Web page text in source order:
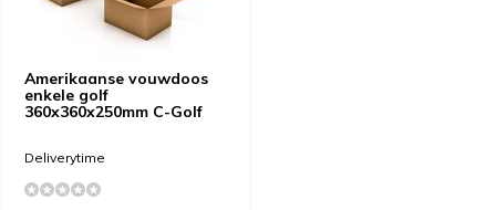
Amerikaanse vouwdoos
enkele golf
360x360x250mm C-Golf
Deliverytime